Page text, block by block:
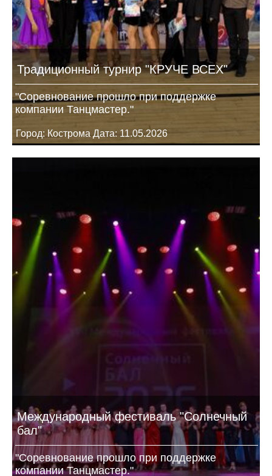
Традиционный турнир "КРУЧЕ ВСЕХ"
"Соревнование прошло при поддержке
компании Танцмастер."
Город: Кострома Дата: 11.05.2026
Международный фестиваль "Солнечный
бал"
"Соревнование прошло при поддержке
компании Танцмастер."